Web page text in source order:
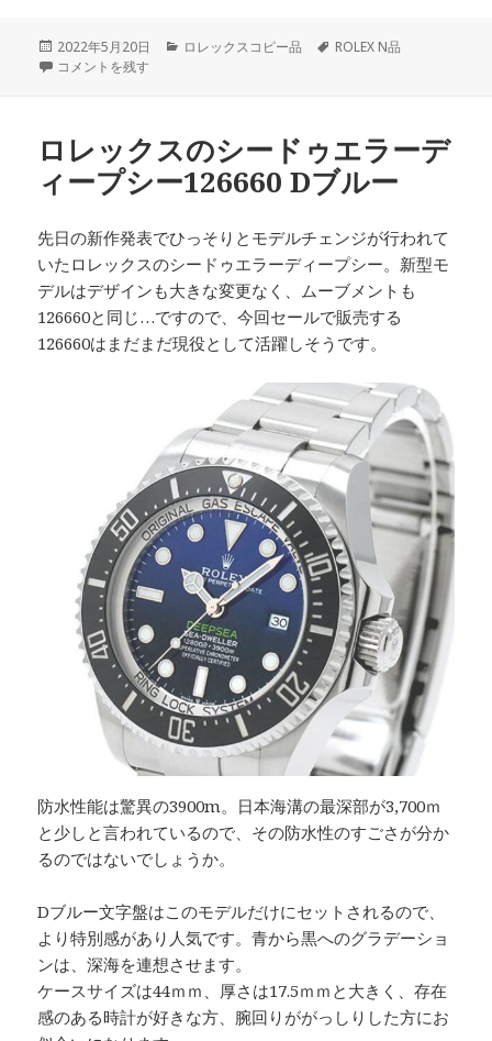
投
稿
2022年5月20日
カ
ロレックスコピー品
タ
ROLEX N品
ロレックス 22年の新作時計、革新と回帰と に
コメントを残す
ロレックスのシードゥエラーデ
ィープシー126660 Dブルー
先日の新作発表でひっそりとモデルチェンジが行われて
いたロレックスのシードゥエラーディープシー。新型モ
デルはデザインも大きな変更なく、ムーブメントも
126660と同じ…ですので、今回セールで販売する
126660はまだまだ現役として活躍しそうです。
防水性能は驚異の3900m。日本海溝の最深部が3,700ｍ
と少しと言われているので、その防水性のすごさが分か
るのではないでしょうか。
Dブルー文字盤はこのモデルだけにセットされるので、
より特別感があり人気です。青から黒へのグラデーショ
ンは、深海を連想させます。
ケースサイズは44ｍｍ、厚さは17.5ｍｍと大きく、存在
感のある時計が好きな方、腕回りががっしりした方にお